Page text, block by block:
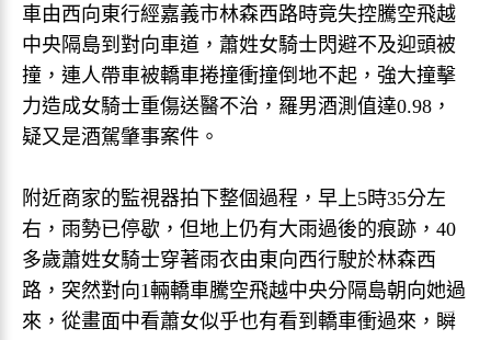
車由西向東行經嘉義市林森西路時竟失控騰空飛越
中央隔島到對向車道，蕭姓女騎士閃避不及迎頭被
撞，連人帶車被轎車捲撞衝撞倒地不起，強大撞擊
力造成女騎士重傷送醫不治，羅男酒測值達0.98，
疑又是酒駕肇事案件。
附近商家的監視器拍下整個過程，早上5時35分左
右，雨勢已停歇，但地上仍有大雨過後的痕跡，40
多歲蕭姓女騎士穿著雨衣由東向西行駛於林森西
路，突然對向1輛轎車騰空飛越中央分隔島朝向她過
來，從畫面中看蕭女似乎也有看到轎車衝過來，瞬